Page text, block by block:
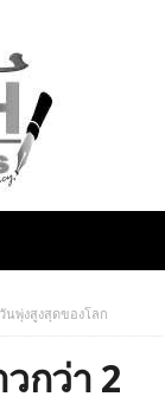
นพุ่งสูงสุดของโลก
กว่า 2